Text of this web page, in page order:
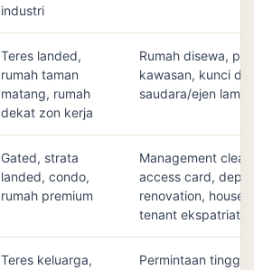
industri
Teres landed,
rumah taman
matang, rumah
dekat zon kerja
Rumah disewa,
kawasan, kunci
saudara/ejen lama.
Gated, strata
landed, condo,
rumah premium
Management
access card, deposit
renovation, house
tenant ekspatriat.
Teres keluarga,
Permintaan tinggi